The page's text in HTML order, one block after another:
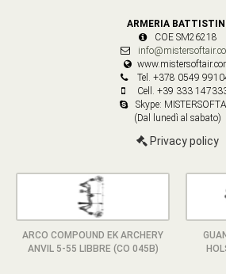
ARMERIA BATTISTINI
COE SM26218
Tel. +378 0549
Cell. +39 333
Skype:
(Dal lunedì al sabato)
Privacy policy
ARCO COMPOUND EK ARCHERY
ANVIL 5-55 LIBBRE (CO 045B)